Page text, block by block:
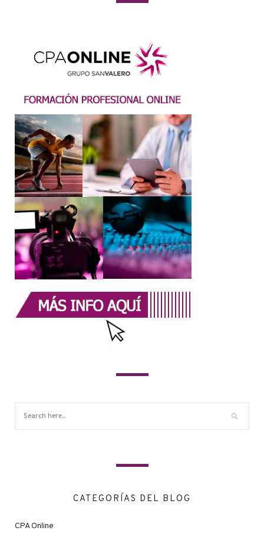
CATEGORÍAS DEL BLOG
CPA Online